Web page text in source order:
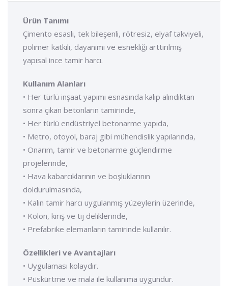
Ürün Tanımı
Çimento esaslı, tek bileşenli, rötresiz, elyaf takviyeli,
polimer katkılı, dayanımı ve esnekliği arttırılmış
yapısal ince tamir harcı.
Kullanım Alanları
• Her türlü inşaat yapımı esnasında kalıp alındıktan
sonra çıkan betonların tamirinde,
• Her türlü endüstriyel betonarme yapıda,
• Metro, otoyol, baraj gibi mühendislik yapılarında,
• Onarım, tamir ve betonarme güçlendirme
projelerinde,
• Hava kabarcıklarının ve boşluklarının
doldurulmasında,
• Kalın tamir harcı uygulanmış yüzeylerin üzerinde,
• Kolon, kiriş ve tij deliklerinde,
• Prefabrike elemanların tamirinde kullanılır.
Özellikleri ve Avantajları
• Uygulaması kolaydır.
• Püskürtme ve mala ile kullanıma uygundur.